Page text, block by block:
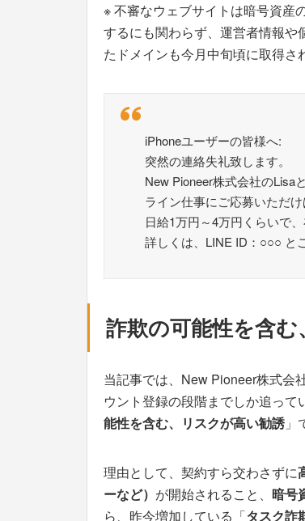
※ 不審なウェブサイトは暗号資産
するにも関わらず、運営者情報や
たドメインも今月中旬頃に取得さ
iPhoneユーザーの皆様へ:
突然の連絡失礼致します。
New Pioneer株式会社のLisa
ライン仕事にご応募いただけ
日給1万円～4万円くらいで
詳しくは、LINE ID：○○○ と
詐欺の可能性を含
当記事では、New Pioneer株式会
ウント登録の段階までしか追っ
能性を含む、リスクが高い勧誘」
理由として、契約すら交わさずに
ーなど） が開始されること、 暗号
ら、昨今増加している「タスク詐